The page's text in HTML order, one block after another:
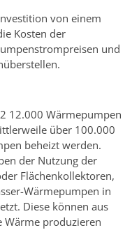
von einem
Kosten der
und
12.000 Wärmepumpen
über 100.000
beheizt werden.
der Nutzung der
Flächenkollektoren,
Wärmepumpen in
Diese können aus
Wärme produzieren